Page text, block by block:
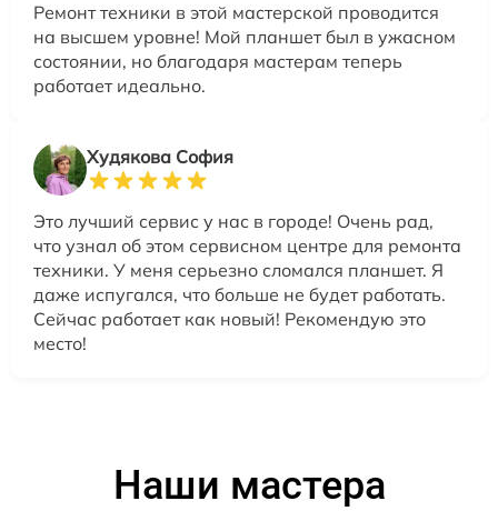
Ремонт техники в этой мастерской проводится
на высшем уровне! Мой планшет был в ужасном
состоянии, но благодаря мастерам теперь
работает идеально.
Худякова София
Это лучший сервис у нас в городе! Очень рад,
что узнал об этом сервисном центре для ремонта
техники. У меня серьезно сломался планшет. Я
даже испугался, что больше не будет работать.
Сейчас работает как новый! Рекомендую это
место!
Наши мастера